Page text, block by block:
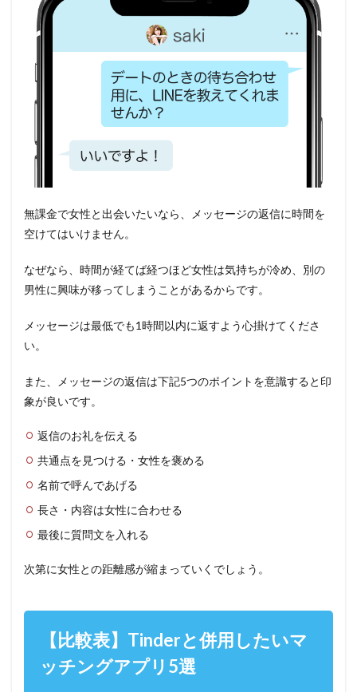
無課金で女性と出会いたいなら、メッセージの返信に時間を
空けてはいけません。
なぜなら、時間が経てば経つほど女性は気持ちが冷め、別の
男性に興味が移ってしまうことがあるからです。
メッセージは最低でも1時間以内に返すよう心掛けてくださ
い。
また、メッセージの返信は下記5つのポイントを意識すると印
象が良いです。
返信のお礼を伝える
共通点を見つける・女性を褒める
名前で呼んであげる
長さ・内容は女性に合わせる
最後に質問文を入れる
次第に女性との距離感が縮まっていくでしょう。
【比較表】Tinderと併用したいマ
ッチングアプリ5選